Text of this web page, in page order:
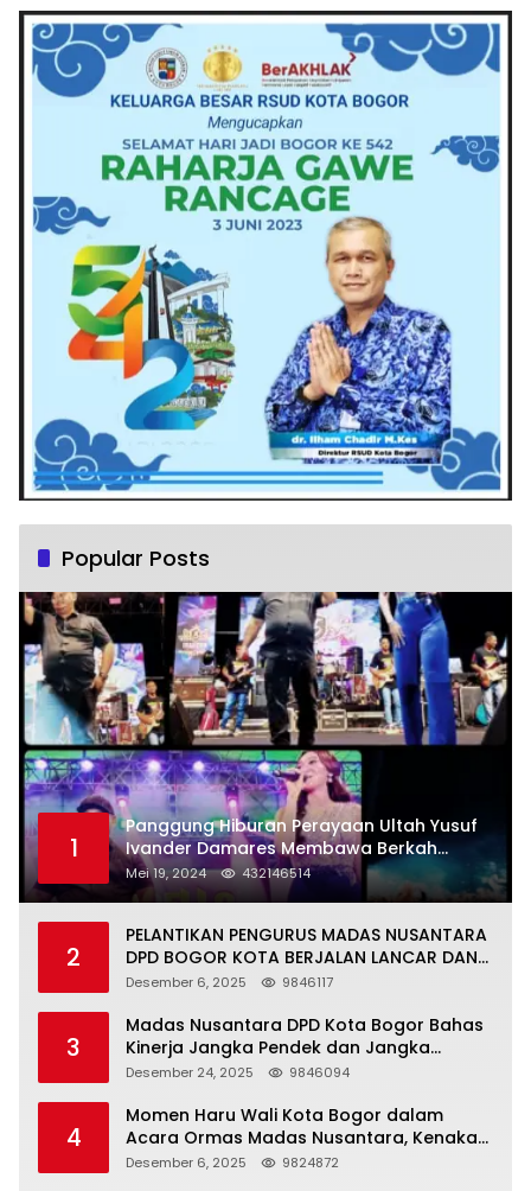
Popular Posts
1
Panggung Hiburan Perayaan Ultah Yusuf
Ivander Damares Membawa Berkah
Warga Kejapanan
Mei 19, 2024 432146514
2
PELANTIKAN PENGURUS MADAS NUSANTARA
DPD BOGOR KOTA BERJALAN LANCAR DAN
KHIDMAT
Desember 6, 2025 9846117
3
Madas Nusantara DPD Kota Bogor Bahas
Kinerja Jangka Pendek dan Jangka
Panjang
Desember 24, 2025 9846094
4
Momen Haru Wali Kota Bogor dalam
Acara Ormas Madas Nusantara, Kenakan
Peci Hitam Tinggi sebagai Simbol
Desember 6, 2025 9824872